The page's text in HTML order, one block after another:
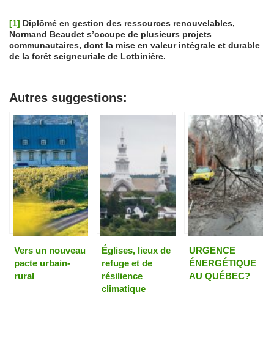
[1] Diplômé en gestion des ressources renouvelables,
Normand Beaudet s’occupe de plusieurs projets
communautaires, dont la mise en valeur intégrale et durable
de la forêt seigneuriale de Lotbinière.
Autres suggestions:
Vers un nouveau
pacte urbain-
rural
Églises, lieux de
refuge et de
résilience
climatique
URGENCE
ÉNERGÉTIQUE
AU QUÉBEC?